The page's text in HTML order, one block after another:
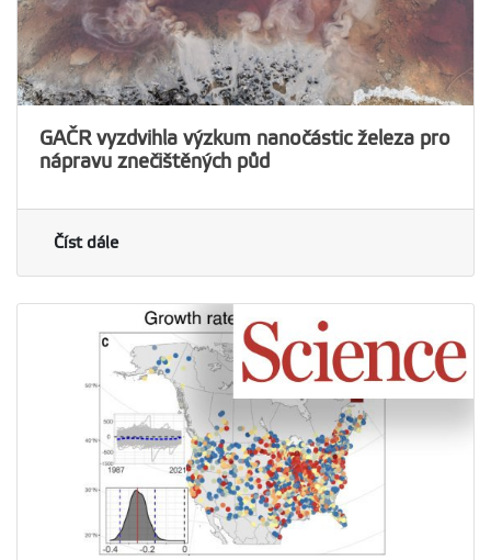
GAČR vyzdvihla výzkum nanočástic železa pro
nápravu znečištěných půd
Číst dále